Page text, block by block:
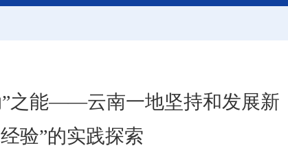
”之能——云南一地坚持和发展新
验”的实践探索